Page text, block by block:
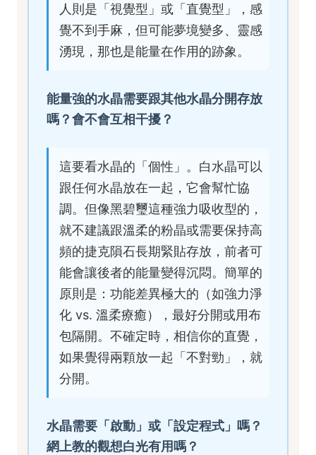
人則是「視覺型」或「直覺型」，感
覺不到手麻，但可能夢境變多、靈感
湧現，那也是能量在作用的跡象。
能量強的水晶需要跟其他水晶分開存放
嗎？會不會互相干擾？
這要看水晶的「個性」。白水晶可以
跟任何水晶放在一起，它會幫忙協
調。但像黑碧璽這種強力吸收型的，
就不建議跟溫柔的粉晶或需要保持高
頻的捷克隕石長期緊貼存放，前者可
能會讓後者的能量變得沉悶。簡單的
原則是：功能差異極大的（如強力淨
化 vs. 溫柔療癒），最好分開或用布
包隔開。不確定時，相信你的直覺，
如果覺得兩顆放一起「不對勁」，就
分開。
水晶需要「啟動」或「設定程式」嗎？
網上教的觀想白光有用嗎？